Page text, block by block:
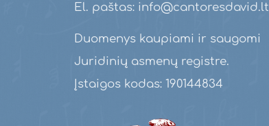
El. paštas: info@cantoresdavid.lt
Duomenys kaupiami ir saugomi
Juridinių asmenų registre.
Įstaigos kodas: 190144834